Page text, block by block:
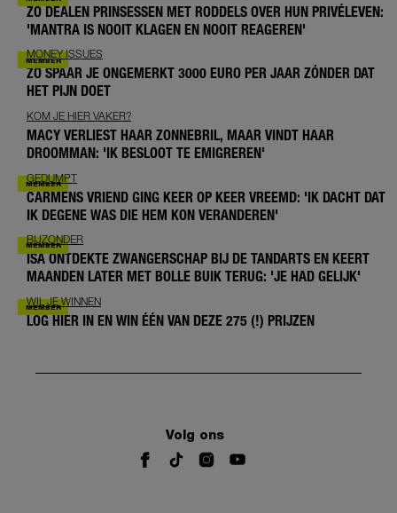
ZO DEALEN PRINSESSEN MET RODDELS OVER HUN PRIVÉLEVEN:
'MANTRA IS NOOIT KLAGEN EN NOOIT REAGEREN'
MONEY ISSUES
ZO SPAAR JE ONGEMERKT 3000 EURO PER JAAR ZÓNDER DAT
HET PIJN DOET
KOM JE HIER VAKER?
MACY VERLIEST HAAR ZONNEBRIL, MAAR VINDT HAAR
DROOMMAN: 'IK BESLOOT TE EMIGREREN'
GEDUMPT
CARMENS VRIEND GING KEER OP KEER VREEMD: 'IK DACHT DAT
IK DEGENE WAS DIE HEM KON VERANDEREN'
BIJZONDER
ISA ONTDEKTE ZWANGERSCHAP BIJ DE TANDARTS EN KEERT
MAANDEN LATER MET BOLLE BUIK TERUG: 'JE HAD GELIJK'
WIL JE WINNEN
LOG HIER IN EN WIN ÉÉN VAN DEZE 275 (!) PRIJZEN
Volg ons